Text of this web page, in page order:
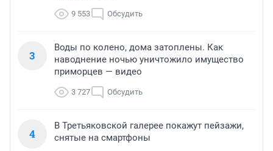
9 553 Обсудить
3
Воды по колено, дома затоплены. Как
наводнение ночью уничтожило имущество
приморцев — видео
3 727 Обсудить
4
В Третьяковской галерее покажут пейзажи,
снятые на смартфоны